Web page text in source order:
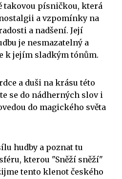
takovou písničkou, která
a vzpomínky na
a nadšení. Její
je nesmazatelný a
k jejím sladkým tónům.
a duši na krásu této
se do nádherných slov i
do magického světa
hudby a poznat tu
kterou "Sněží sněží"
tento klenot českého